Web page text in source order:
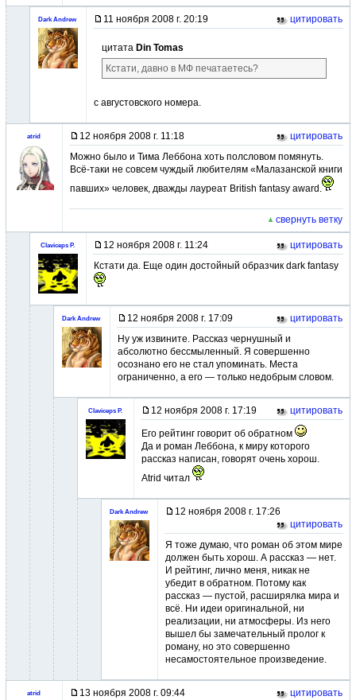
Dark Andrew 11 ноября 2008 г. 20:19 цитировать
цитата Din Tomas
Кстати, давно в МФ печатаетесь?
с августовского номера.
atrid 12 ноября 2008 г. 11:18
цитировать
Можно было и Тима Леббона хоть полсловом помянуть.
Всё-таки не совсем чуждый любителям «Малазанской книги
павших» человек, дважды лауреат British fantasy award.
свернуть ветку
Claviceps P. 12 ноября 2008 г. 11:24
цитировать
Кстати да. Еще один достойный образчик dark fantasy
Dark Andrew 12 ноября 2008 г. 17:09
цитировать
Ну уж извините. Рассказ чернушный и
абсолютно бессмыленный. Я совершенно
осознано его не стал упоминать. Места
ограниченно, а его — только недобрым словом.
Claviceps P. 12 ноября 2008 г. 17:19 цитировать
Его рейтинг говорит об обратном
Да и роман Леббона, к миру которого
рассказ написан, говорят очень хорош.
Atrid читал
Dark Andrew
12 ноября 2008 г. 17:26
цитировать
Я тоже думаю, что роман об этом мире
должен быть хорош. А рассказ — нет.
И рейтинг, лично меня, никак не
убедит в обратном. Потому как
рассказ — пустой, расширялка мира и
всё. Ни идеи оригинальной, ни
реализации, ни атмосферы. Из него
вышел бы замечательный пролог к
роману, но это совершенно
несамостоятельное произведение.
atrid 13 ноября 2008 г. 09:44
цитировать